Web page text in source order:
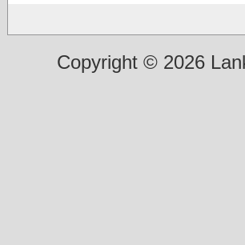
Copyright © 2026